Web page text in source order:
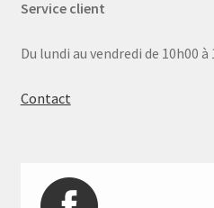
Service client
Du lundi au vendredi de 10h00 à
Contact